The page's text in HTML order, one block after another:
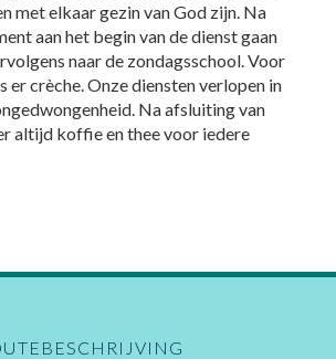
met elkaar gezin van God zijn. Na
aan het begin van de dienst gaan
naar de zondagsschool. Voor
er crèche. Onze diensten verlopen in
Na afsluiting van
altijd koffie en thee voor iedere